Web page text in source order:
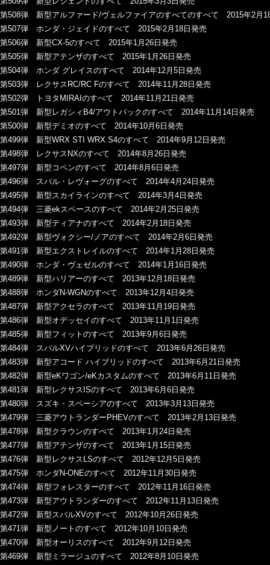
第508弾 新型アルファード/ヴェルファイアのすべてのすべて 2015年2月
第507弾 ホンダ・ジェイドのすべて 2015年2月18日発売
第506弾 新型CX-5のすべて 2015年1月26日発売
第505弾 新型アテンザのすべて 2015年1月26日発売
第504弾 ホンダ グレイスのすべて 2014年12月5日発売
第503弾 レクサスRC/RC Fのすべて 2014年11月28日発売
第502弾 トヨタMIRAIのすべて 2014年11月21日発売
第501弾 新型レガシィB4/アウトバックのすべて 2014年11月14日発売
第500弾 新型デミオのすべて 2014年10月6日発売
第499弾 新型WRX STI WRX S4のすべて 2014年9月12日発売
第498弾 レクサスNXのすべて 2014年8月26日発売
第497弾 新型コペンのすべて 2014年8月6日発売
第496弾 スバル・レヴォーグのすべて 2014年4月24日発売
第495弾 新型スカイラインのすべて 2014年3月4日発売
第494弾 三菱ekスペースのすべて 2014年2月25日発売
第493弾 新型ティアナのすべて 2014年2月18日発売
第492弾 新型ヴォクシー/ノアのすべて 2014年2月6日発売
第491弾 新型エクストレイルのすべて 2014年1月28日発売
第490弾 ホンダ・ヴェゼルのすべて 2014年1月16日発売
第489弾 新型ハリアーのすべて 2013年12月18日発売
第488弾 ホンダN-WGNのすべて 2013年12月4日発売
第487弾 新型アクセラのすべて 2013年11月19日発売
第486弾 新型オデッセイのすべて 2013年11月1日発売
第485弾 新型フィットのすべて 2013年9月6日発売
第484弾 スバルXVハイブリッドのすべて 2013年6月26日発売
第483弾 新型アコード ハイブリッドのすべて 2013年6月21日発売
第482弾 新型eKワゴン/eKカスタムのすべて 2013年6月11日発売
第481弾 新型レクサスISのすべて 2013年6月6日発売
第480弾 スズキ・スペーシアのすべて 2013年3月13日発売
第479弾 三菱アウトランダーPHEVのすべて 2013年2月13日発売
第478弾 新型クラウンのすべて 2013年1月24日発売
第477弾 新型アテンザのすべて 2013年1月15日発売
第476弾 新型レクサスLSのすべて 2012年12月5日発売
第475弾 ホンダN-ONEのすべて 2012年11月30日発売
第474弾 新型フォレスターのすべて 2012年11月16日発売
第473弾 新型アウトランダーのすべて 2012年11月13日発売
第472弾 新型スバルXVのすべて 2012年10月26日発売
第471弾 新型ノートのすべて 2012年10月10日発売
第470弾 新型オーリスのすべて 2012年9月12日発売
第469弾 新型ミラージュのすべて 2012年8月10日発売